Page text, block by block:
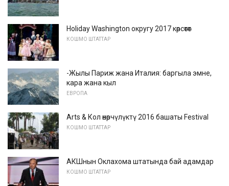
Holiday Washington округу 2017 көрсөтөт
КОШМО ШТАТТАР
-Жылы Париж жана Италия: баргыла эмне,
кара жана кыл
ЕВРОПА
Arts & Кол өнөрчүлүктү 2016 башаты Festival
КОШМО ШТАТТАР
АКШнын Оклахома штатында бай адамдар
КОШМО ШТАТТАР